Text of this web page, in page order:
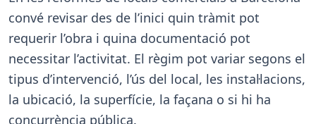
convé revisar des de l’inici quin tràmit pot
requerir l’obra i quina documentació pot
necessitar l’activitat. El règim pot variar segons el
tipus d’intervenció, l’ús del local, les instal·lacions,
la ubicació, la superfície, la façana o si hi ha
concurrència pública.